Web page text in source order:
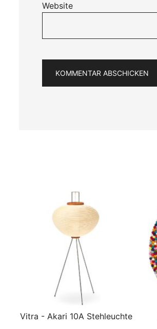
Website
Vitra - Akari 10A Stehleuchte